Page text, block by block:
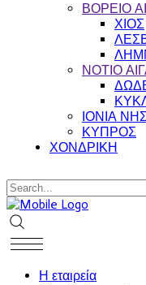
ΒΟΡΕΙΟ
ΧΙΟΣ
ΝΟΤΙΟ
ΙΟΝΙΑ
ΚΥΠΡΟΣ
ΧΟΝΔΡΙΚΗ
Η εταιρεία